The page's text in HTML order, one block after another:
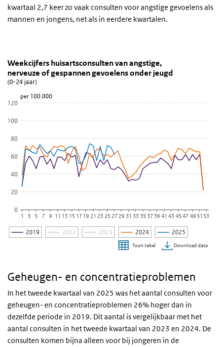
kwartaal 2,7 keer zo vaak consulten voor angstige gevoelens als
mannen en jongens, net als in eerdere kwartalen.
Angst
Sla de grafiek 'Weekcijfers huisartsconsulten van angstige,
Weekcijfers huisartsconsulten van angstige,
Lijn grafiek met 5 lijnen.
(0-24 jaar)
Bekijk als data tabel.
De grafiek heeft 1 Y-as die per 100.000 weergeeft.
per 100.000
Weekcijfers huisartsconsulten van angstige,
nerveuze of gespannen gevoelens onder jeugd
(0-24 jaar)
2019 2022 2023 2024 2025
0
20
40
60
80
100
120
1 3 5 7 9 11 13 15 1719 21 23 25 2729 31 33 35 373941 43454749 51 53
Toon tabel Download data
Geheugen- en concentratieproblemen
In het tweede kwartaal van 2025 was het aantal consulten voor
geheugen- en concentratieproblemen 26% hoger dan in
dezelfde periode in 2019. Dit aantal is vergelijkbaar met het
aantal consulten in het tweede kwartaal van 2023 en 2024. De
consulten komen bijna alleen voor bij jongeren in de